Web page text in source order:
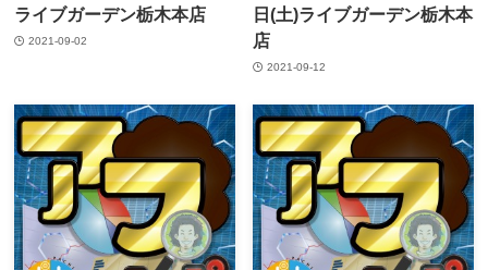
ライブガーデン栃木本店
2021-09-02
日(土)ライブガーデン栃木本
店
2021-09-12